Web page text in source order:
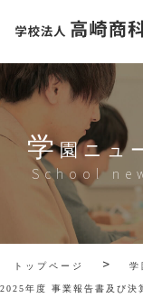
学園ニュ
School
トップページ > 学
2025年度 事業報告書及び決